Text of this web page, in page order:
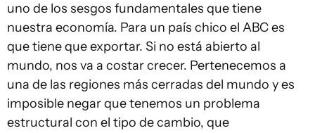
uno de los sesgos fundamentales que tiene
nuestra economía. Para un país chico el ABC es
que tiene que exportar. Si no está abierto al
mundo, nos va a costar crecer. Pertenecemos a
una de las regiones más cerradas del mundo y es
imposible negar que tenemos un problema
estructural con el tipo de cambio, que